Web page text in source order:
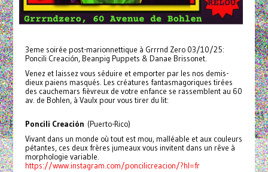
3eme soirée post-marionnettique à Grrrnd Zero 03/10/25:
Poncili Creación, Beanpig Puppets & Danae Brissonet.
Venez et laissez vous séduire et emporter par les nos demis-
dieux paiens masqués. Les créatures fantasmagoriques tirées
des cauchemars fièvreux de votre enfance se rassemblent au 60
av. de Bohlen, à Vaulx pour vous tirer du lit:
Poncili Creación (Puerto-Rico)
Vivant dans un monde où tout est mou, malléable et aux couleurs
pétantes, ces deux frères jumeaux vous invitent dans un rêve à
morphologie variable.
https://www.instagram.com/poncilicreacion/?hl=fr